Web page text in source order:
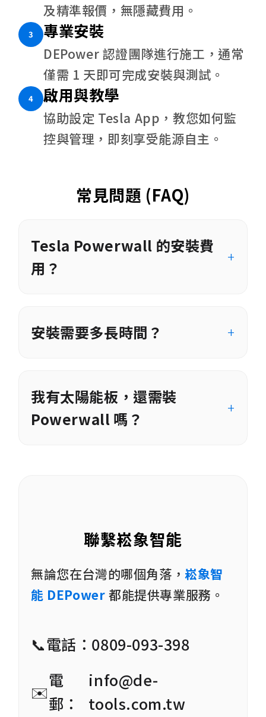
及精準報價，無隱藏費用。
3 專業安裝
DEPower 認證團隊進行施工，通常
僅需 1 天即可完成安裝與測試。
4 啟用與教學
協助設定 Tesla App，教您如何監
控與管理，即刻享受能源自主。
常見問題 (FAQ)
Tesla Powerwall 的安裝費
用？
安裝需要多長時間？
我有太陽能板，還需裝
Powerwall 嗎？
聯繫崧象智能
無論您在台灣的哪個角落，崧象智
能 DEPower 都能提供專業服務。
📞電話： 0809-093-398
✉️
電
郵：
info@de-
tools.com.tw